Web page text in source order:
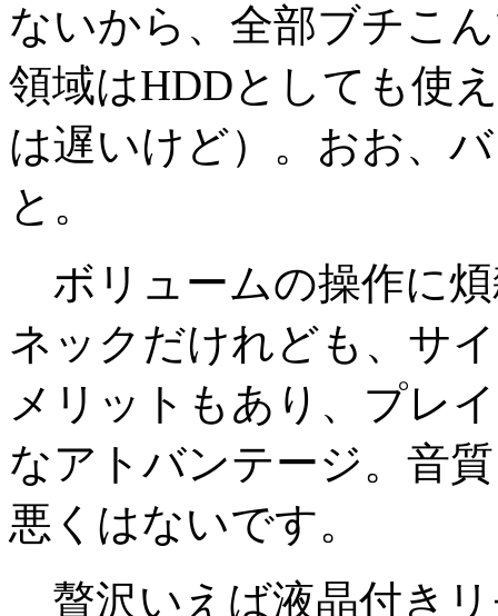
ないから、全部ブチこ
領域はHDDとしても使
は遅いけど）。おお、
と。
ボリュームの操作に
ネックだけれども、サ
メリットもあり、プレ
なアトバンテージ。音
悪くはないです。
贅沢いえば液晶付き